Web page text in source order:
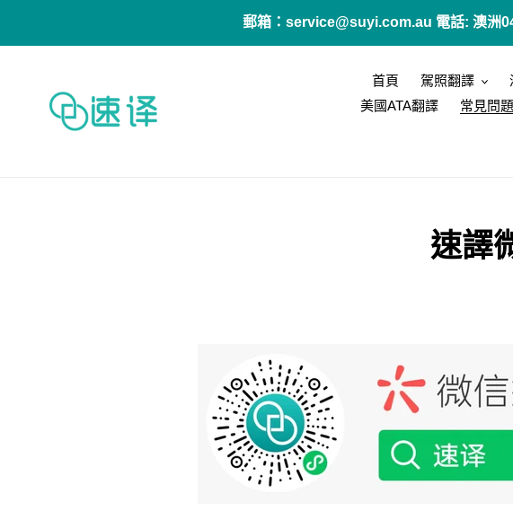
內
郵箱：service@suyi.com.au 電話: 澳洲
首頁 駕照翻譯
美國ATA翻譯
常見問題
速譯